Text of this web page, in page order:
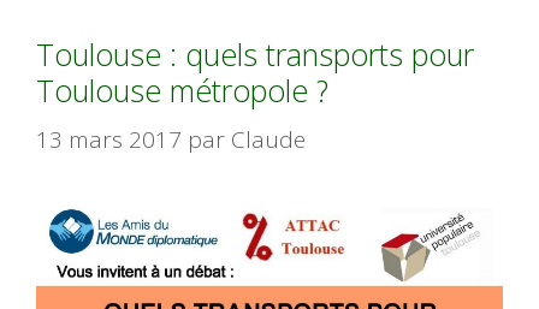
Toulouse : quels transports pour
Toulouse métropole ?
13 mars 2017 par Claude